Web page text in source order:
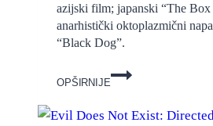
azijski film; japanski “The Box
anarhistički oktoplazmični
“Black Dog”.
OPŠIRNIJE
23
najbolja
filma